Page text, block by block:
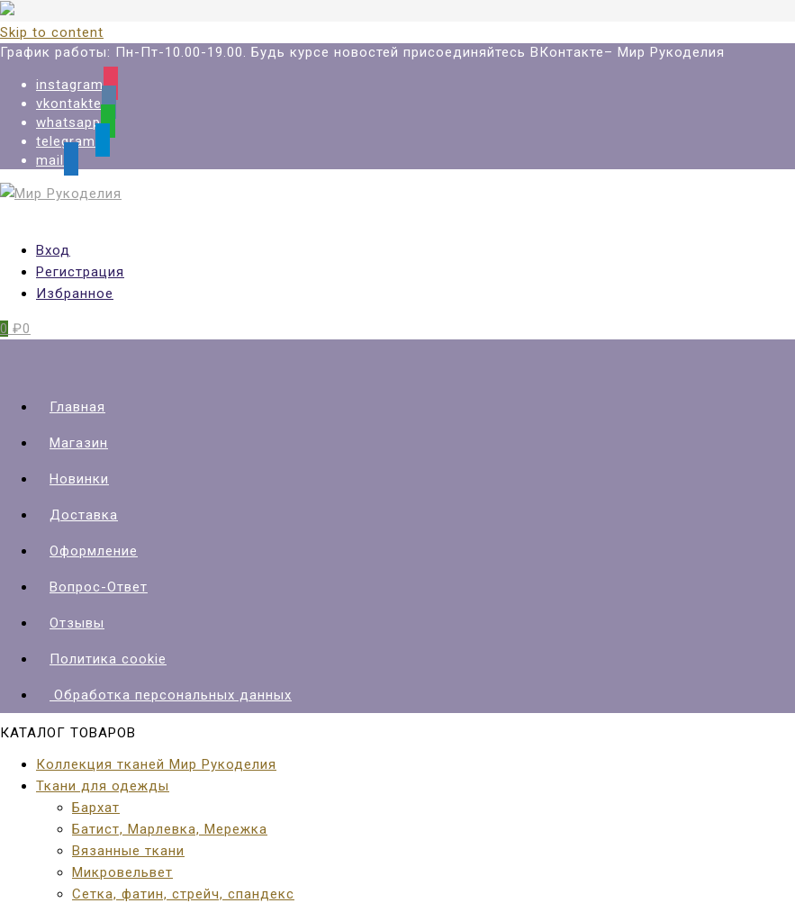
Skip to content
График работы: Пн-Пт-10.00-19.00. Будь курсе новостей присоединяйтесь ВКонтакте– Мир Рукоделия
instagram
vkontakte
whatsapp
telegram
mail
Вход
Регистрация
Избранное
0 ₽0
Главная
Магазин
Новинки
Доставка
Оформление
Вопрос-Ответ
Отзывы
Политика cookie
Обработка персональных данных
КАТАЛОГ ТОВАРОВ
Коллекция тканей Мир Рукоделия
Ткани для одежды
Бархат
Батист, Марлевка, Мережка
Вязанные ткани
Микровельвет
Сетка, фатин, стрейч, спандекс